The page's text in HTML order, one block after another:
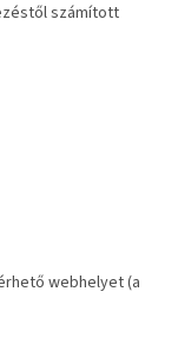
számított
webhelyet (a